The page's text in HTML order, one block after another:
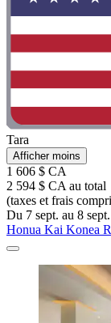
Tara
Afficher moins
1 606 $ CA
2 594 $ CA au total
(taxes et frais
Du 7 sept. au 8 sept.
Honua Kai Konea